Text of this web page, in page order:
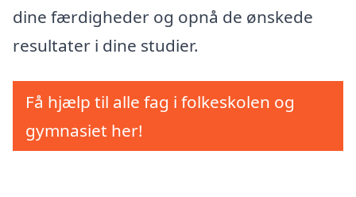
dine færdigheder og opnå de ønskede
resultater i dine studier.
Få hjælp til alle fag i folkeskolen og
gymnasiet her!